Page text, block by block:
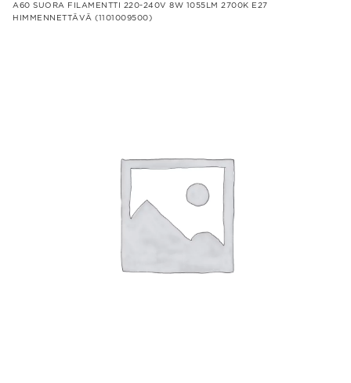
A60 SUORA FILAMENTTI 220-240V 8W 1055LM 2700K E27
HIMMENNETTÄVÄ (1101009500)